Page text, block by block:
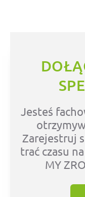
Jesteś
Zarejestruj
trać czasu
MY